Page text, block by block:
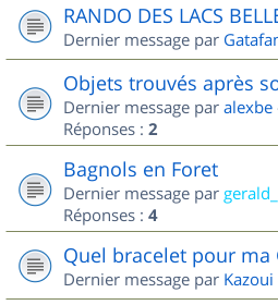
RANDO DES LACS
Dernier message par
Objets trouvés après
Dernier message par alexbe
Réponses : 2
Bagnols en Foret
Dernier message par
Réponses : 4
Quel bracelet pour ma
Dernier message par Kazoui